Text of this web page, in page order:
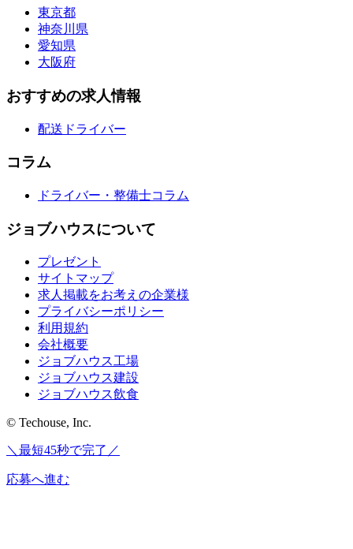
東京都
神奈川県
愛知県
大阪府
おすすめの求人情報
配送ドライバー
コラム
ドライバー・整備士コラム
ジョブハウスについて
プレゼント
サイトマップ
求人掲載をお考えの企業様
プライバシーポリシー
利用規約
会社概要
ジョブハウス工場
ジョブハウス建設
ジョブハウス飲食
© Techouse, Inc.
＼最短45秒で完了／
応募へ進む